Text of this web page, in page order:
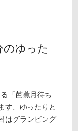
のゆった
「芭蕉月待ち
す。ゆったりと
はグランピング